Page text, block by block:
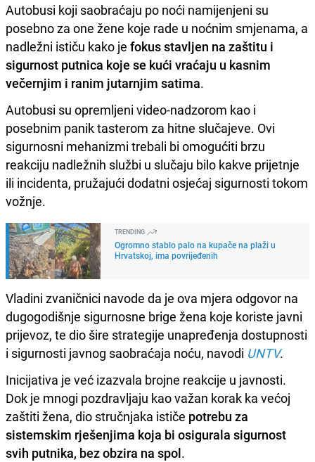
Autobusi koji saobraćaju po noći namijenjeni su
posebno za one žene koje rade u noćnim smjenama, a
nadležni ističu kako je fokus stavljen na zaštitu i
sigurnost putnica koje se kući vraćaju u kasnim
večernjim i ranim jutarnjim satima.
Autobusi su opremljeni video-nadzorom kao i
posebnim panik tasterom za hitne slučajeve. Ovi
sigurnosni mehanizmi trebali bi omogućiti brzu
reakciju nadležnih službi u slučaju bilo kakve prijetnje
ili incidenta, pružajući dodatni osjećaj sigurnosti tokom
vožnje.
TRENDING
Ogromno stablo palo na kupače na plaži u
Hrvatskoj, ima povrijeđenih
Vladini zvaničnici navode da je ova mjera odgovor na
dugogodišnje sigurnosne brige žena koje koriste javni
prijevoz, te dio šire strategije unapređenja dostupnosti
i sigurnosti javnog saobraćaja noću, navodi UNTV.
Inicijativa je već izazvala brojne reakcije u javnosti.
Dok je mnogi pozdravljaju kao važan korak ka većoj
zaštiti žena, dio stručnjaka ističe potrebu za
sistemskim rješenjima koja bi osigurala sigurnost
svih putnika, bez obzira na spol.